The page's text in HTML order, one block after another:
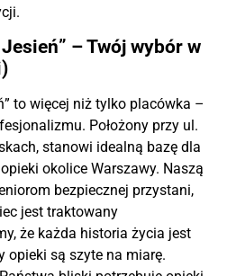
– Twój wybór w
to więcej niż tylko placówka –
Położony przy ul.
stanowi idealną bazę dla
okolice Warszawy. Naszą
bezpiecznej przystani,
jest traktowany
że każda historia życia jest
opieki są szyte na miarę.